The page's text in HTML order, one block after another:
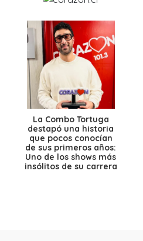
La Combo Tortuga
destapó una historia
que pocos conocían
de sus primeros años:
Uno de los shows más
insólitos de su carrera